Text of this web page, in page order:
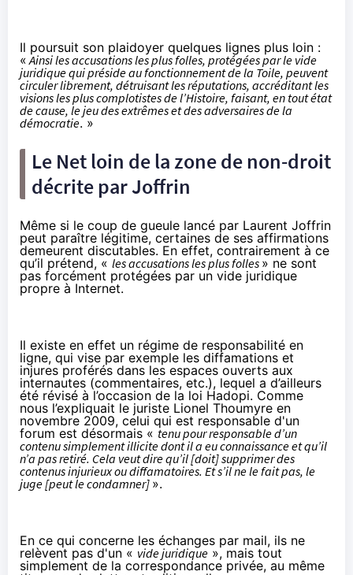
Il poursuit son plaidoyer quelques lignes plus loin :
«Ainsi les accusations les plus folles, protégées par le vide
juridique qui préside au fonctionnement de la Toile, peuvent
circuler librement, détruisant les réputations, accréditant les
visions les plus complotistes de l’Histoire, faisant, en tout état
de cause, le jeu des extrêmes et des adversaires de la
démocratie. »
Le Net loin de la zone de non-droit
décrite par Joffrin
Même si le coup de gueule lancé par Laurent Joffrin
peut paraître légitime, certaines de ses affirmations
demeurent discutables. En effet, contrairement à ce
qu’il prétend, « les accusations les plus folles » ne sont
pas forcément protégées par un vide juridique
propre à Internet.
Il existe en effet un régime de responsabilité en
ligne, qui vise par exemple les diffamations et
injures proférés dans les espaces ouverts aux
internautes (commentaires, etc.), lequel a d’ailleurs
été révisé à l’occasion de la loi Hadopi. Comme
nous l’expliquait le juriste Lionel Thoumyre en
novembre 2009, celui qui est responsable d'un
forum est désormais « tenu pour responsable d’un
contenu simplement illicite dont il a eu connaissance et qu’il
n’a pas retiré. Cela veut dire qu’il [doit] supprimer des
contenus injurieux ou diffamatoires. Et s’il ne le fait pas, le
juge [peut le condamner] ».
En ce qui concerne les échanges par mail, ils ne
relèvent pas d'un « vide juridique », mais tout
simplement de la correspondance privée, au même